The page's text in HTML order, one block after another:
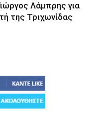
Λάμπρης για
της Τριχωνίδας